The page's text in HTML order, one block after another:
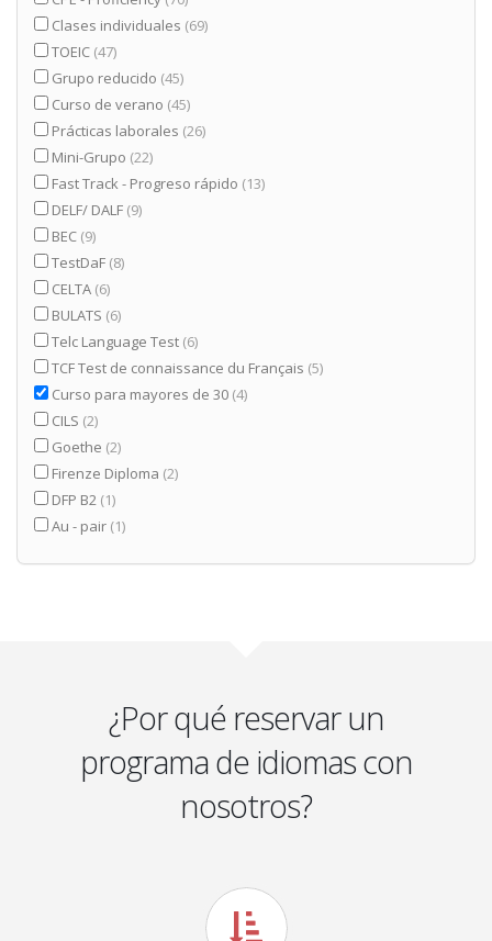
Clases individuales (69)
TOEIC (47)
Grupo reducido (45)
Curso de verano (45)
Prácticas laborales (26)
Mini-Grupo (22)
Fast Track - Progreso rápido (13)
DELF/ DALF (9)
BEC (9)
TestDaF (8)
CELTA (6)
BULATS (6)
Telc Language Test (6)
TCF Test de connaissance du Français (5)
Curso para mayores de 30 (4)
CILS (2)
Goethe (2)
Firenze Diploma (2)
DFP B2 (1)
Au - pair (1)
¿Por qué reservar un
programa de idiomas con
nosotros?